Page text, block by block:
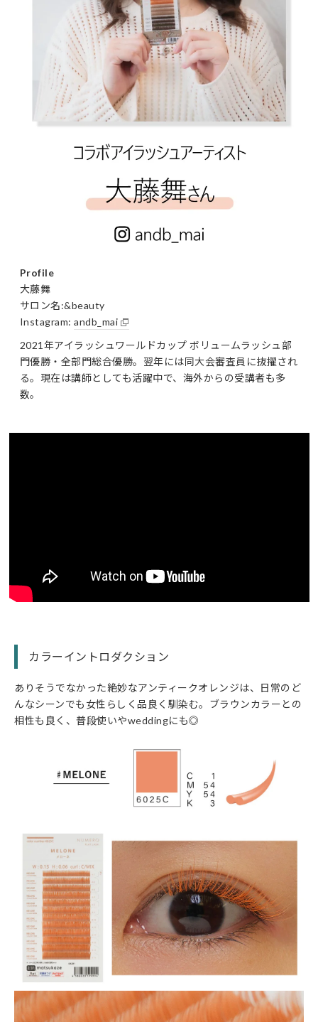
Profile
大藤舞
サロン名:&beauty
Instagram: andb_mai
2021年アイラッシュワールドカップ ボリュームラッシュ部
門優勝・全部門総合優勝。翌年には同大会審査員に抜擢され
る。現在は講師としても活躍中で、海外からの受講者も多
数。
カラーイントロダクション
ありそうでなかった絶妙なアンティークオレンジは、日常のど
んなシーンでも女性らしく品良く馴染む。ブラウンカラーとの
相性も良く、普段使いやweddingにも◎